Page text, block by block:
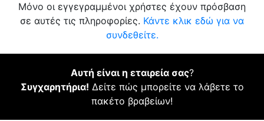
Μόνο οι εγγεγραμμένοι χρήστες έχουν πρόσβαση
σε αυτές τις πληροφορίες. Κάντε κλικ εδώ για να
συνδεθείτε.
Αυτή είναι η εταιρεία σας?
Συγχαρητήρια! Δείτε πώς μπορείτε να λάβετε το
πακέτο βραβείων!